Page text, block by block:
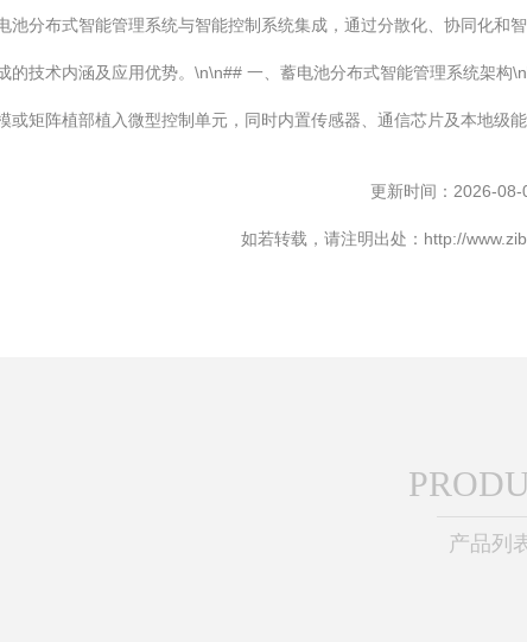
池分布式智能管理系统与智能控制系统集成，通过分散化、协同化
的技术内涵及应用优势。\n\n## 一、蓄电池分布式智能管理系统架
或矩阵植部植入微型控制单元，同时内置传感器、通信芯片及本地级
更新时间：2026-
如若转载，请注明出处：http://
产品列